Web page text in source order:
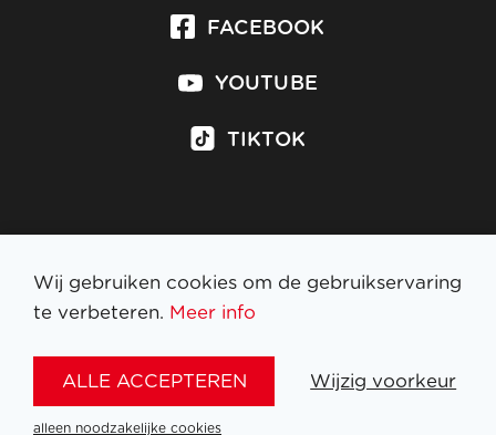
FACEBOOK
YOUTUBE
TIKTOK
Inschrijven op nieuwsbrief
Wij gebruiken cookies om de gebruikservaring
te verbeteren. Meer info
ALLE ACCEPTEREN Wijzig voorkeur
alleen noodzakelijke cookies